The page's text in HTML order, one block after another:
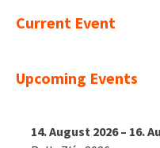
Current Event
Upcoming Events
14. August 2026– 16.